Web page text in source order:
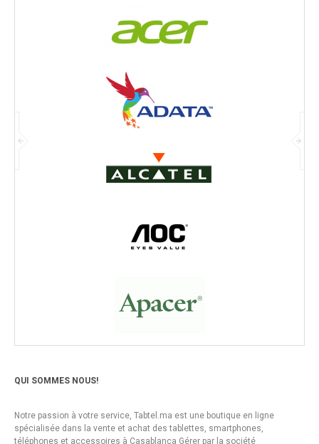
QUI SOMMES NOUS!
Notre passion à votre service, Tabtel.ma est une boutique en ligne
spécialisée dans la vente et achat des tablettes, smartphones,
téléphones et accessoires à Casablanca Gérer par la société